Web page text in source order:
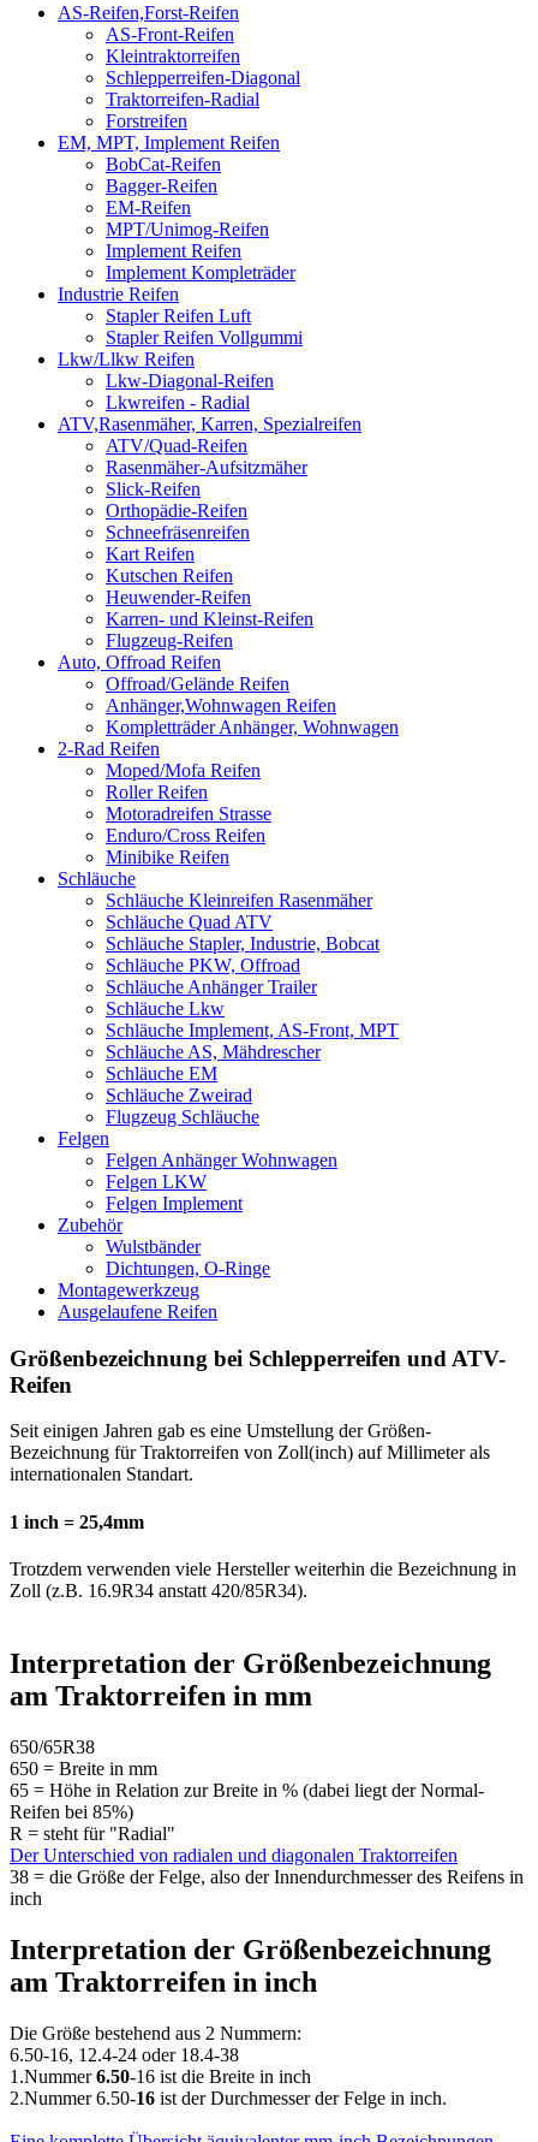
AS-Reifen,Forst-Reifen
AS-Front-Reifen
Kleintraktorreifen
Schlepperreifen-Diagonal
Traktorreifen-Radial
Forstreifen
EM, MPT, Implement Reifen
BobCat-Reifen
Bagger-Reifen
EM-Reifen
MPT/Unimog-Reifen
Implement Reifen
Implement Kompleträder
Industrie Reifen
Stapler Reifen Luft
Stapler Reifen Vollgummi
Lkw/Llkw Reifen
Lkw-Diagonal-Reifen
Lkwreifen - Radial
ATV,Rasenmäher, Karren, Spezialreifen
ATV/Quad-Reifen
Rasenmäher-Aufsitzmäher
Slick-Reifen
Orthopädie-Reifen
Schneefräsenreifen
Kart Reifen
Kutschen Reifen
Heuwender-Reifen
Karren- und Kleinst-Reifen
Flugzeug-Reifen
Auto, Offroad Reifen
Offroad/Gelände Reifen
Anhänger,Wohnwagen Reifen
Kompletträder Anhänger, Wohnwagen
2-Rad Reifen
Moped/Mofa Reifen
Roller Reifen
Motoradreifen Strasse
Enduro/Cross Reifen
Minibike Reifen
Schläuche
Schläuche Kleinreifen Rasenmäher
Schläuche Quad ATV
Schläuche Stapler, Industrie, Bobcat
Schläuche PKW, Offroad
Schläuche Anhänger Trailer
Schläuche Lkw
Schläuche Implement, AS-Front, MPT
Schläuche AS, Mähdrescher
Schläuche EM
Schläuche Zweirad
Flugzeug Schläuche
Felgen
Felgen Anhänger Wohnwagen
Felgen LKW
Felgen Implement
Zubehör
Wulstbänder
Dichtungen, O-Ringe
Montagewerkzeug
Ausgelaufene Reifen
Größenbezeichnung bei Schlepperreifen und ATV-
Reifen
Seit einigen Jahren gab es eine Umstellung der Größen-
Bezeichnung für Traktorreifen von Zoll(inch) auf Millimeter als
internationalen Standart.
1 inch = 25,4mm
Trotzdem verwenden viele Hersteller weiterhin die Bezeichnung in
Zoll (z.B. 16.9R34 anstatt 420/85R34).
Interpretation der Größenbezeichnung
am Traktorreifen in mm
650/65R38
650 = Breite in mm
65 = Höhe in Relation zur Breite in % (dabei liegt der Normal-
Reifen bei 85%)
R = steht für "Radial"
Der Unterschied von radialen und diagonalen Traktorreifen
38 = die Größe der Felge, also der Innendurchmesser des Reifens in
inch
Interpretation der Größenbezeichnung
am Traktorreifen in inch
Die Größe bestehend aus 2 Nummern:
6.50-16, 12.4-24 oder 18.4-38
1.Nummer6.50-16 ist die Breite in inch
2.Nummer 6.50-16 ist der Durchmesser der Felge in inch.